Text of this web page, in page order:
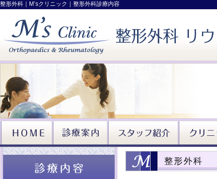
整形外科｜M’sクリニック｜整形外科診療内容
整形外科